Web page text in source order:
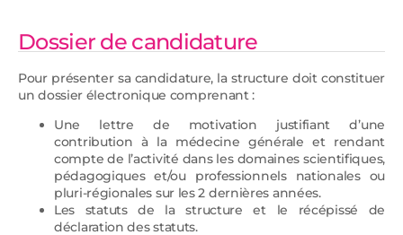
Dossier de candidature
Pour présenter sa candidature, la structure doit constituer
un dossier électronique comprenant :
Une lettre de motivation justifiant d’une
contribution à la médecine générale et rendant
compte de l’activité dans les domaines scientifiques,
pédagogiques et/ou professionnels nationales ou
pluri-régionales sur les 2 dernières années.
Les statuts de la structure et le récépissé de
déclaration des statuts.